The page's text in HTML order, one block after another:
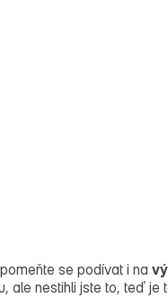
se podívat i na
ale nestihli jste to, teď